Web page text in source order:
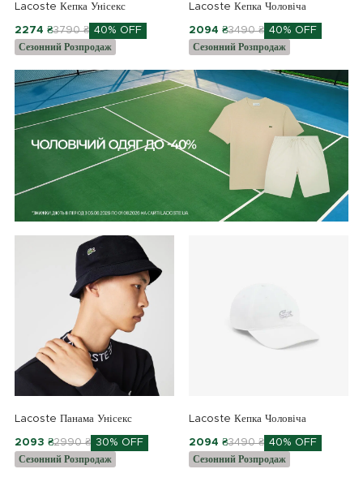
Lacoste Кепка Унісекс
2274 ₴3790 ₴ 40% OFF
Сезонний Розпродаж
Lacoste Кепка Чоловіча
2094 ₴3490 ₴ 40% OFF
Сезонний Розпродаж
Lacoste Панама Унісекс
2093 ₴2990 ₴ 30% OFF
Сезонний Розпродаж
Lacoste Кепка Чоловіча
2094 ₴3490 ₴ 40% OFF
Сезонний Розпродаж